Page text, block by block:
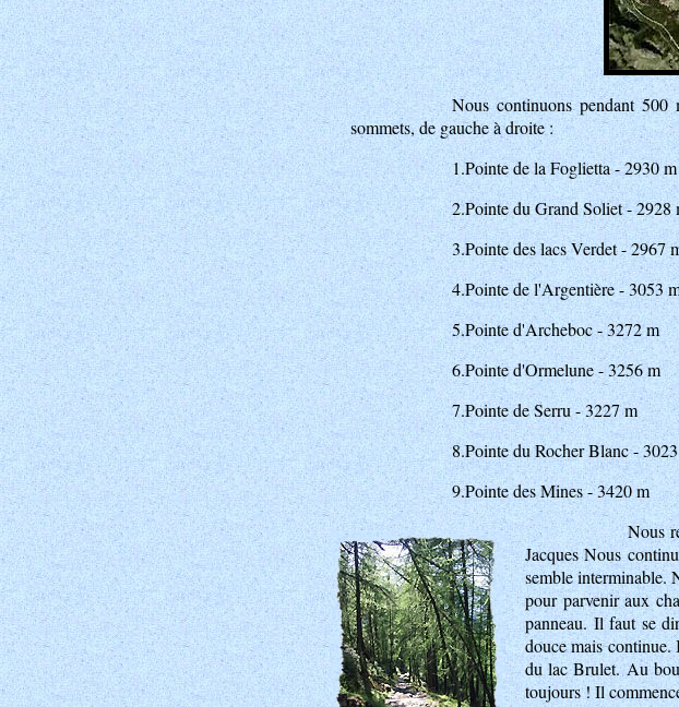
Nous continuons pendant 500
sommets, de gauche à droite :
1.Pointe de la Foglietta - 2930 m
2.Pointe du Grand Soliet - 2928
3.Pointe des lacs Verdet - 2967
4.Pointe de l'Argentière - 3053
5.Pointe d'Archeboc - 3272 m
6.Pointe d'Ormelune - 3256 m
7.Pointe de Serru - 3227 m
8.Pointe du Rocher Blanc -
9.Pointe des Mines - 3420 m
Nous
Jacques Nous
semble interminable.
pour parvenir aux
panneau. Il faut se
douce mais continue.
du lac Brulet. Au
toujours ! Il